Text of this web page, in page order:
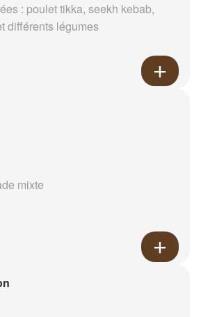
: poulet tikka, seekh kebab,
différents légumes
mixte